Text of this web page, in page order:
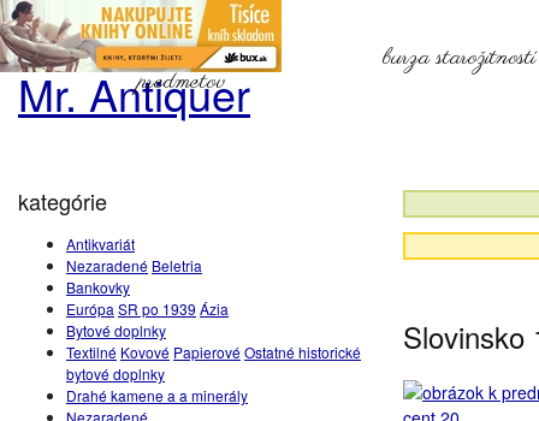
Mr. Antiquer
burza
predmetov
kategórie
Antikvariát
Nezaradené Beletria
Bankovky
Európa SR po 1939 Ázia
Bytové doplnky
Textilné Kovové PapierovéOstatné historické
bytové doplnky
Drahé kamene a a minerály
Nezaradené
Slovinsko